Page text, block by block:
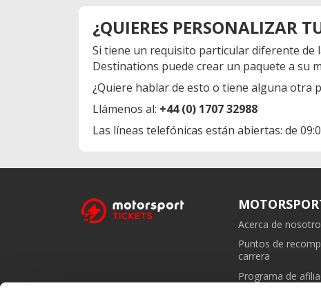
¿QUIERES PERSONALIZAR
Si tiene un requisito particular diferente
Destinations puede crear un paquete a su
¿Quiere hablar de esto o tiene alguna otra
Llámenos al: +44 (0) 1707 32988
Las líneas telefónicas están abiertas: de
Acerca de
Puntos de
carrera
Programa de